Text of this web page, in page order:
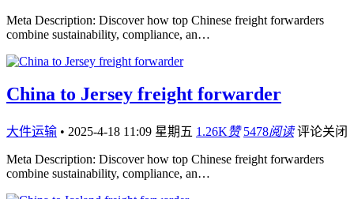
Meta Description: Discover how top Chinese freight forwarders
combine sustainability, compliance, an…
China to Jersey freight forwarder
大件运输 • 2025-4-18 11:09 星期五 1.26K赞 5478阅读 评论关闭
Meta Description: Discover how top Chinese freight forwarders
combine sustainability, compliance, an…